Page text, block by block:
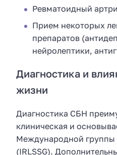
Ревматоидный
Прием некоторых
препаратов
нейролептики,
Диагностика и
жизни
Диагностика СБН
клиническая и
Международной
(IRLSSG).